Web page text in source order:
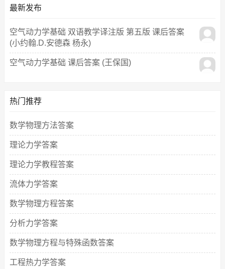
最新发布
空气动力学基础 双语教学译注版 第五版 课后答案
(小约翰.D.安德森 杨永)
空气动力学基础 课后答案 (王保国)
热门推荐
数学物理方法答案
理论力学答案
理论力学教程答案
流体力学答案
数学物理方程答案
分析力学答案
数学物理方程与特殊函数答案
工程热力学答案